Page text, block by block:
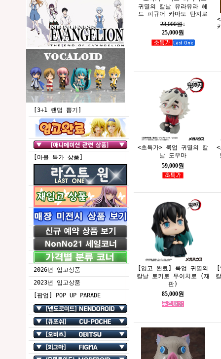
[3+1 랜덤 뽑기]
[마블 특가 상품]
2026년 입고상품
2023년 입고상품
[팝업] POP UP PARADE
귀멸의 칼날 유라유라 헤
드 피규어 카마도 탄지로
28,000원↓
25,000원
<초특가> 룩업 귀멸의 칼
날 도우마
59,000원
[입고 완료] 룩업 귀멸의
칼날 토키토 무이치로 (재
판)
85,000원
[